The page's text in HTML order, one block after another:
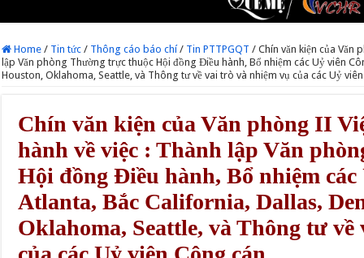
Home / Tin tức / Thông cáo báo chí / Tin PTTPGQT / Chín văn kiện của Văn
lập Văn phòng Thường trực thuộc Hội đồng Điều hành, Bổ nhiệm các Uỷ viên
Houston, Oklahoma, Seattle, và Thông tư về vai trò và nhiệm vụ của các Uỷ
Chín văn kiện của Văn phòng II
hành về việc : Thành lập Văn
Hội đồng Điều hành, Bổ nhiệm
Atlanta, Bắc California, Dallas,
Oklahoma, Seattle, và Thông tư